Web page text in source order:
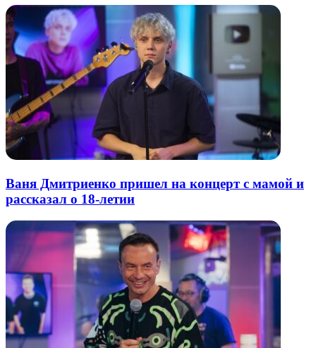
Ваня Дмитриенко пришел на концерт с мамой и
рассказал о 18-летии